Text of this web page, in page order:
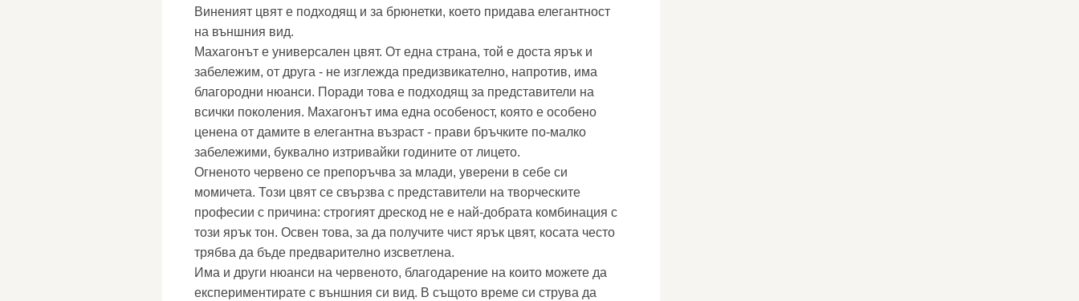
Виненият цвят е подходящ и за брюнетки, което придава елегантност
на външния вид.
Махагонът е универсален цвят. От една страна, той е доста ярък и
забележим, от друга - не изглежда предизвикателно, напротив, има
благородни нюанси. Поради това е подходящ за представители на
всички поколения. Махагонът има една особеност, която е особено
ценена от дамите в елегантна възраст - прави бръчките по-малко
забележими, буквално изтривайки годините от лицето.
Огненото червено се препоръчва за млади, уверени в себе си
момичета. Този цвят се свързва с представители на творческите
професии с причина: строгият дрескод не е най-добрата комбинация с
този ярък тон. Освен това, за да получите чист ярък цвят, косата често
трябва да бъде предварително изсветлена.
Има и други нюанси на червеното, благодарение на които можете да
експериментирате с външния си вид. В същото време си струва да